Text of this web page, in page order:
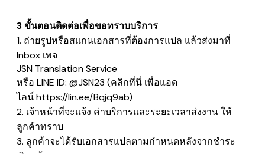
3 ขั้นตอนติดต่อเพื่อขอทราบบริการ
1. ถ่ายรูปหรือสแกนเอกสารที่ต้องการแปล แล้วส่งมาที่
Inbox เพจ
​JSN Translation Service
หรือ LINE ID: @JSN23 (คลิกที่นี่ เพื่อแอด
ไลน์https://lin.ee/Bqjq9ab)
2. เจ้าหน้าที่จะแจ้ง ค่าบริการและระยะเวลาส่งงาน ให้
ลูกค้าทราบ
3. ลูกค้าจะได้รับเอกสารแปลตามกำหนดหลังจากชำระ